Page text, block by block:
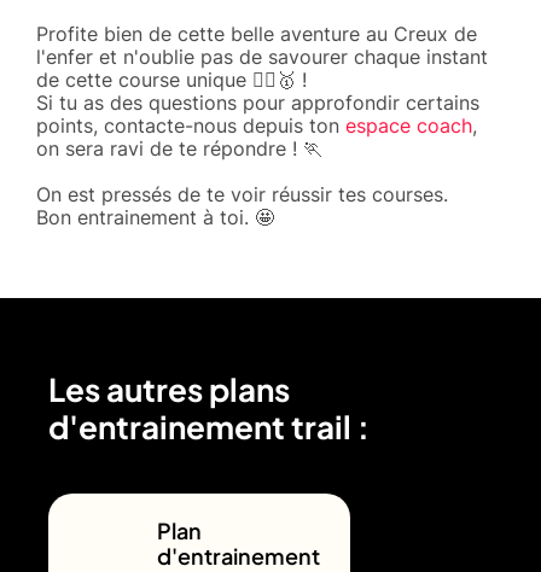
Profite bien de cette belle aventure au Creux de
l'enfer et n'oublie pas de savourer chaque instant
de cette course unique 🏃‍♂️🥇 !
Si tu as des questions pour approfondir certains
points, contacte-nous depuis ton espace coach,
on sera ravi de te répondre ! 🏃
On est pressés de te voir réussir tes courses.
Bon entrainement à toi. 🤩
Les autres plans
d'entrainement trail :
Plan
d'entrainement